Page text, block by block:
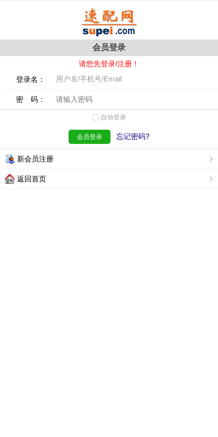
会员登录
请您先登录/注册！
登录名：
密 码：
自动登录
会员登录 忘记密码?
新会员注册
返回首页